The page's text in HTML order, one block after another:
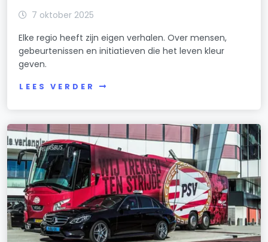
7 oktober 2025
Elke regio heeft zijn eigen verhalen. Over mensen,
gebeurtenissen en initiatieven die het leven kleur
geven.
LEES VERDER